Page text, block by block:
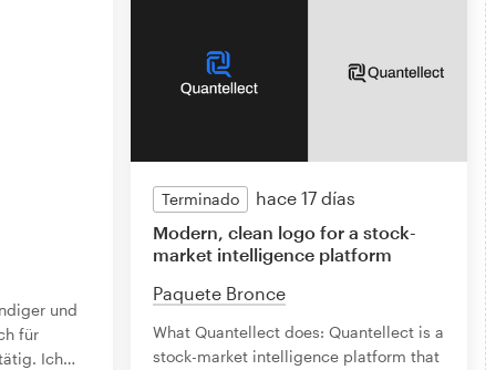
und
für
Ich…
Terminado
hace 17 días
Modern, clean logo for a stock-
market intelligence platform
Paquete Bronce
What Quantellect does: Quantellect is a
stock-market intelligence platform that